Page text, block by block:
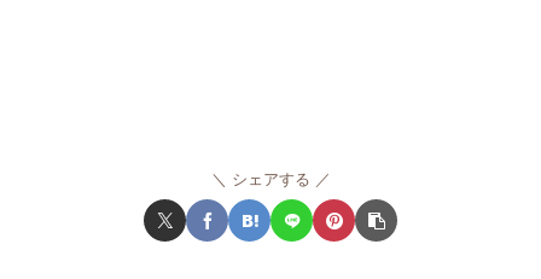
シェアする